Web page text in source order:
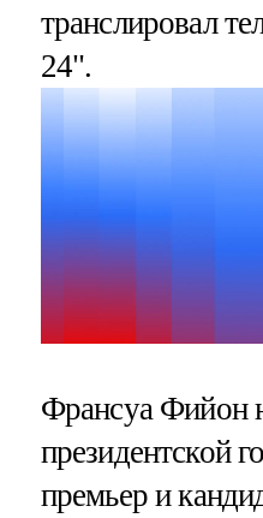
транслировал
24".
Франсуа Фийон
президентской
премьер и